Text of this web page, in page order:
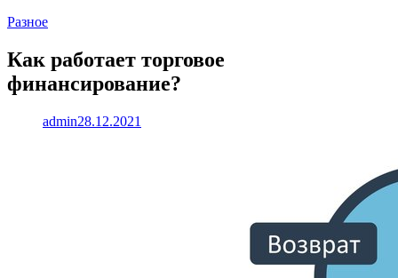
Разное
Как работает торговое
финансирование?
admin28.12.2021